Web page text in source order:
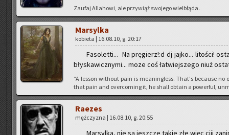
Za­ufaj Al­la­ho­wi, ale przy­wiąż swo­je­go wiel­błą­da.
Mar­syl­ka
ko­bie­ta | 16.08.10, g. 20:17
Fa­so­let­ti... Na prę­gierz!:d dj jajko... li­to­ści!
bły­ska­wicz­ny­mi... moze coś ła­twiej­sze­go niuż
“A les­son wi­tho­ut pain is me­anin­gless. That's be­cau­se
that pain and over­co­ming it, he shall ob­ta­in a po­wer­ful,
Ra­ezes
męż­czy­zna | 16.08.10, g. 20:55
Mar­syl­ka, nie są jesz­cze takie złe więc ciii